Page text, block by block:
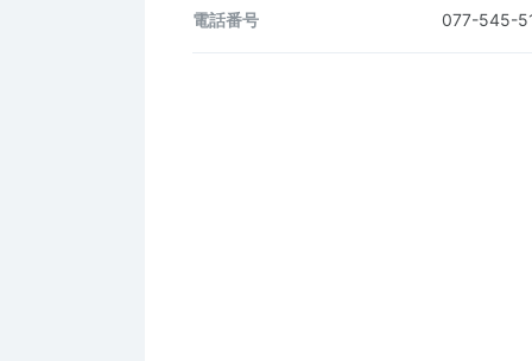
電話番号 077-545-